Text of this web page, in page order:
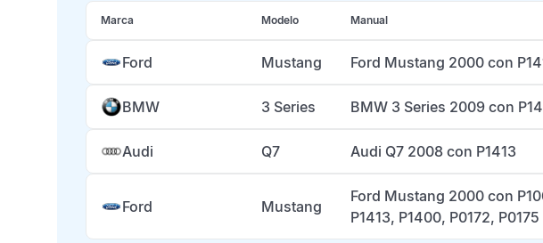
Marca Modelo Manual
Ford Mustang Ford Mustang 2000 con
BMW 3 Series BMW 3 Series 2009 con
Audi Q7 Audi Q7 2008 con P1413
Ford Mustang
Ford Mustang 2000 con
P1413, P1400, P0172, P0175